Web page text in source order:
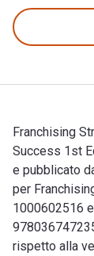
Franchising
Success 1st
e pubblicato
per
1000602516
rispetto alla